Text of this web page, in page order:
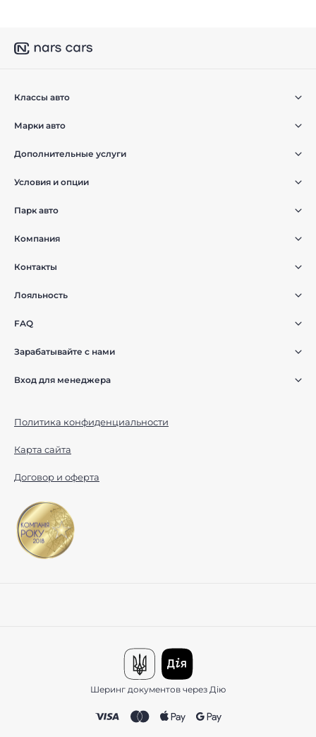
Классы авто
Марки авто
Дополнительные услуги
Условия и опции
Парк авто
Компания
Контакты
Лояльность
FAQ
Зарабатывайте с нами
Вход для менеджера
Политика конфиденциальности
Карта сайта
Договор и оферта
Шеринг документов через Дію